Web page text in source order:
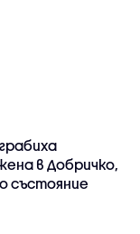
в Добричко,
състояние